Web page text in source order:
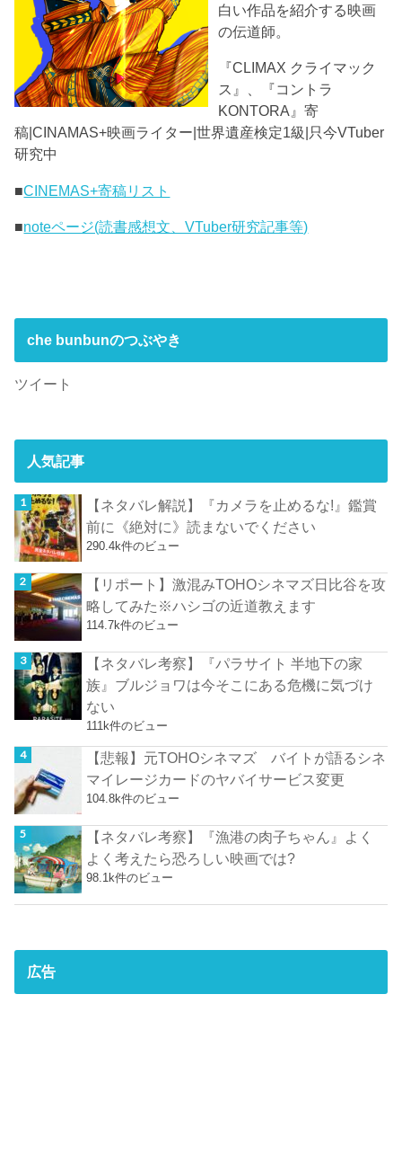
白い作品を紹介する映画
の伝道師。
『CLIMAX クライマック
ス』、『コントラ
KONTORA』寄
稿|CINAMAS+映画ライター|世界遺産検定1級|只今VTuber
研究中
■CINEMAS+寄稿リスト
■noteページ(読書感想文、VTuber研究記事等)
che bunbunのつぶやき
ツイート
人気記事
【ネタバレ解説】『カメラを止めるな!』鑑賞
前に《絶対に》読まないでください
290.4k件のビュー
【リポート】激混みTOHOシネマズ日比谷を攻
略してみた※ハシゴの近道教えます
114.7k件のビュー
【ネタバレ考察】『パラサイト 半地下の家
族』ブルジョワは今そこにある危機に気づけ
ない
111k件のビュー
【悲報】元TOHOシネマズ バイトが語るシネ
マイレージカードのヤバイサービス変更
104.8k件のビュー
【ネタバレ考察】『漁港の肉子ちゃん』よく
よく考えたら恐ろしい映画では?
98.1k件のビュー
広告